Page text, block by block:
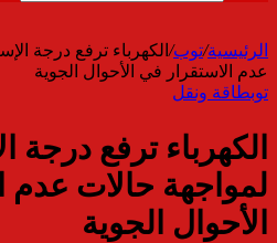
الرئيسية/توب/ الكهرباء ترفع درجة
عدم الاستقرار في الأحوال الجوية
توبطاقة ونقل
الكهرباء ترفع درجة
لمواجهة حالات عدم
الأحوال الجوية